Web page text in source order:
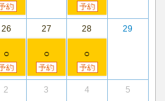
26
○
27
○
28
○
29
2 3 4 5